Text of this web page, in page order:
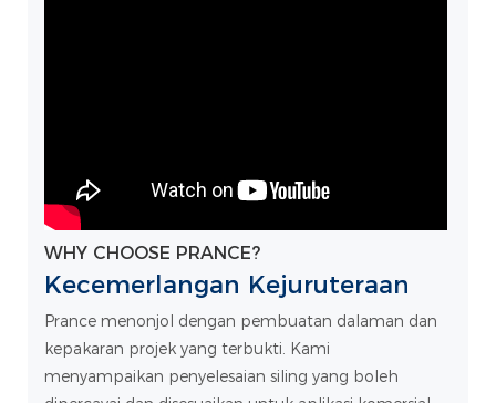
WHY CHOOSE PRANCE?
Kecemerlangan Kejuruteraan
Prance menonjol dengan pembuatan dalaman dan
kepakaran projek yang terbukti. Kami
menyampaikan penyelesaian siling yang boleh